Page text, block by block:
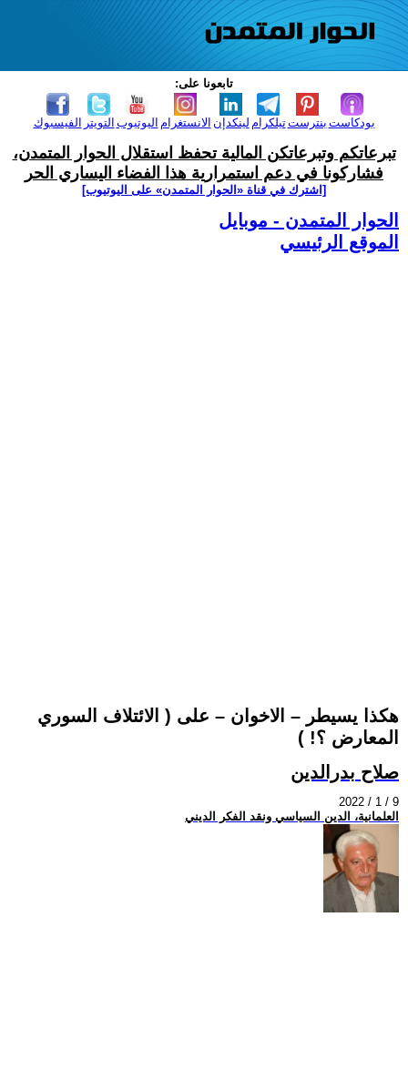
تابعونا على:
الفيسبوك التويتر اليوتيوب الانستغرام لينكدإن تيلكرامبنترست بودكاست
تبرعاتكم وتبرعاتكن المالية تحفظ استقلال الحوار المتمدن،
فشاركونا في دعم استمرارية هذا الفضاء اليساري الحر
[اشترك في قناة ‫«الحوار المتمدن» على اليوتيوب]
الحوار المتمدن - موبايل
الموقع الرئيسي
هكذا يسيطر – الاخوان – على ( الائتلاف السوري
المعارض ؟! )
صلاح بدرالدين
2022 / 1 / 9
العلمانية، الدين السياسي ونقد الفكر الديني